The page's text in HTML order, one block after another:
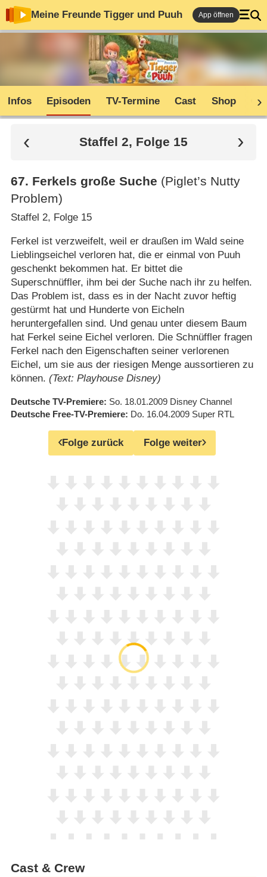
Meine Freunde Tigger und Puuh App öffnen
Infos Episoden TV-Termine Cast Shop
Staffel 2, Folge 15
67. Ferkels große Suche (Piglet’s Nutty
Problem)
Staffel 2, Folge 15
Ferkel ist verzweifelt, weil er draußen im Wald seine
Lieblingseichel verloren hat, die er einmal von Puuh
geschenkt bekommen hat. Er bittet die
Superschnüffler, ihm bei der Suche nach ihr zu helfen.
Das Problem ist, dass es in der Nacht zuvor heftig
gestürmt hat und Hunderte von Eicheln
heruntergefallen sind. Und genau unter diesem Baum
hat Ferkel seine Eichel verloren. Die Schnüffler fragen
Ferkel nach den Eigenschaften seiner verlorenen
Eichel, um sie aus der riesigen Menge aussortieren zu
können. (Text: Playhouse Disney)
Deutsche TV-Premiere So. 18.01.2009 Disney Channel
Deutsche Free-TV-Premiere Do. 16.04.2009 Super RTL
Folge zurück Folge weiter
Cast & Crew